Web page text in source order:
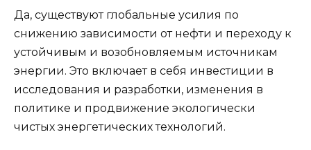
Да, существуют глобальные усилия по
снижению зависимости от нефти и переходу к
устойчивым и возобновляемым источникам
энергии. Это включает в себя инвестиции в
исследования и разработки, изменения в
политике и продвижение экологически
чистых энергетических технологий.